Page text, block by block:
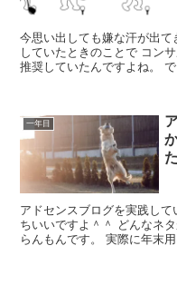
今思い出しても嫌な汗が出
していたときのことで コン
推奨していたんですよね。 で、作業していると イイ感じでいくつか
一年目
アドセンスブログを実践し
ちいいですよ＾＾ どんなネタがアクセスきやすいのか？ これはわか
らんもんです。 実際に年末用に仕込んだ記事で 瞬間195pv を達成し